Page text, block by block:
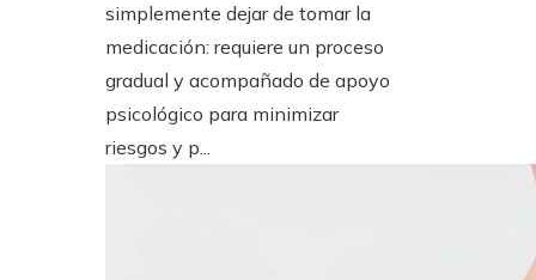
simplemente dejar de tomar la
medicación: requiere un proceso
gradual y acompañado de apoyo
psicológico para minimizar
riesgos y p...